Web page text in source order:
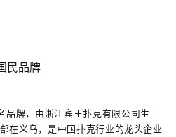
民品牌
品牌，由浙江宾王扑克有限公司生
在义乌，是中国扑克行业的龙头企业